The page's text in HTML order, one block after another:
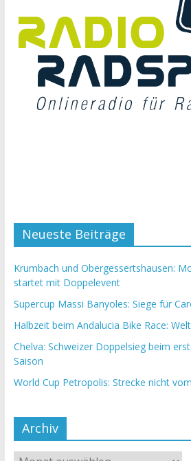
Neueste Beiträge
Krumbach und Obergessertshausen:
startet mit Doppelevent
Supercup Massi Banyoles: Siege für
Halbzeit beim Andalucia Bike Race:
Chelva: Schweizer Doppelsieg beim
Saison
World Cup Petropolis: Strecke nicht
Archiv